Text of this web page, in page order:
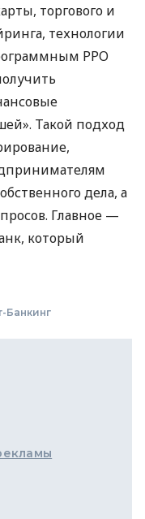
торгового и
технологии
РРО
Такой подход
дела, а
Главное —
который
Банкинг